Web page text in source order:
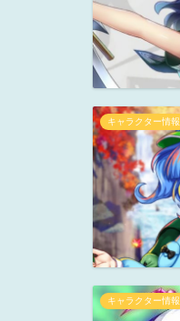
キャラクター情報
キャラクター情報